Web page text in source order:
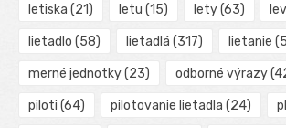
letiska (21) letu (15) lety(63)
lietadlo (58) lietadlá (317) lietanie
merné jednotky(23) odborné výrazy
piloti (64) pilotovanie lietadla (24)